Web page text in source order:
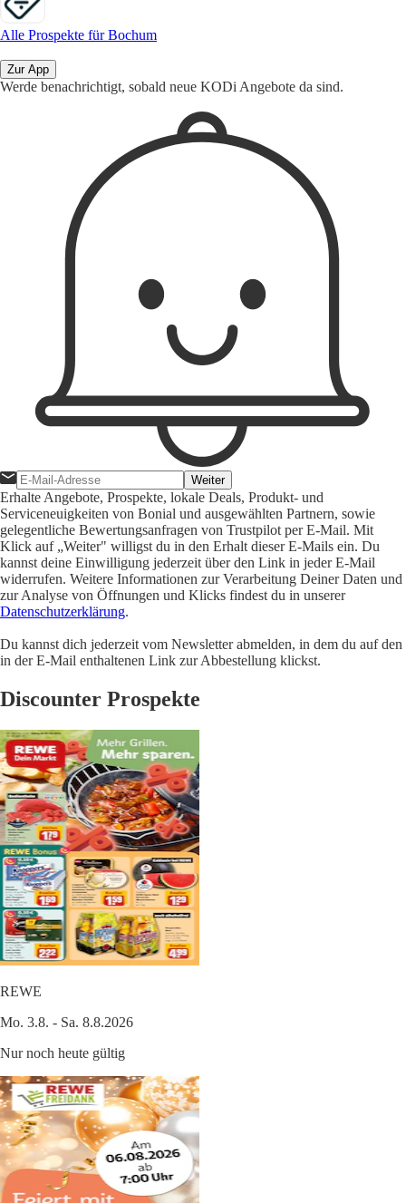
Alle Prospekte für Bochum
Zur App
Werde benachrichtigt, sobald neue KODi Angebote da sind.
Weiter
Erhalte Angebote, Prospekte, lokale Deals, Produkt- und
Serviceneuigkeiten von Bonial und ausgewählten Partnern, sowie
gelegentliche Bewertungsanfragen von Trustpilot per E-Mail. Mit
Klick auf „Weiter" willigst du in den Erhalt dieser E-Mails ein. Du
kannst deine Einwilligung jederzeit über den Link in jeder E-Mail
widerrufen. Weitere Informationen zur Verarbeitung Deiner Daten und
zur Analyse von Öffnungen und Klicks findest du in unserer
Datenschutzerklärung.
Du kannst dich jederzeit vom Newsletter abmelden, in dem du auf den
in der E-Mail enthaltenen Link zur Abbestellung klickst.
Discounter Prospekte
REWE
Mo. 3.8. - Sa. 8.8.2026
Nur noch heute gültig